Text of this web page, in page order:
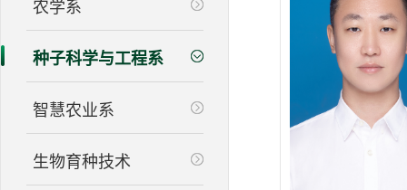
农学系
种子科学与工程系
智慧农业系
生物育种技术